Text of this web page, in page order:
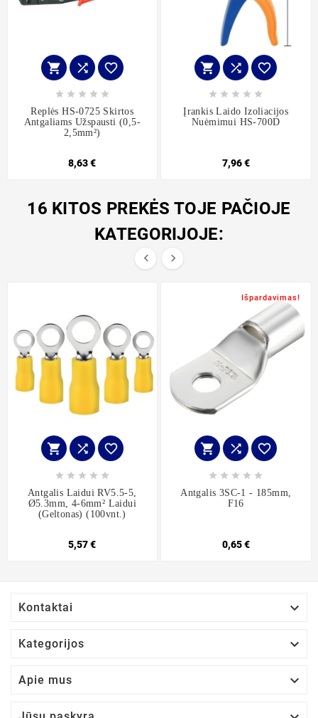
  
    
Replės HS-0725 Skirtos
Antgaliams Užspausti (0,5-
2,5mm²)
8,63 €
  
    
Įrankis Laido Izoliacijos
Nuėmimui HS-700D
7,96 €
16 KITOS PREKĖS TOJE PAČIOJE
KATEGORIJOJE:
 
  
    
Antgalis Laidui RV5.5-5,
Ø5.3mm, 4-6mm² Laidui
(geltonas) (100vnt.)
5,57 €
Išpardavimas!
  
    
Antgalis 3SC-1 - 185mm,
F16
0,65 €
Kontaktai 
Kategorijos 
Apie mus 